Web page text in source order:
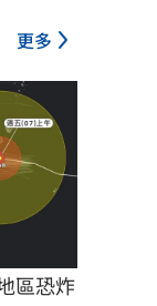
更多
區恐炸